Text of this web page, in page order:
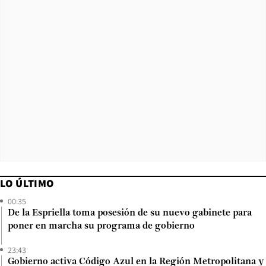
LO ÚLTIMO
00:35
De la Espriella toma posesión de su nuevo gabinete para
poner en marcha su programa de gobierno
23:43
Gobierno activa Código Azul en la Región Metropolitana y